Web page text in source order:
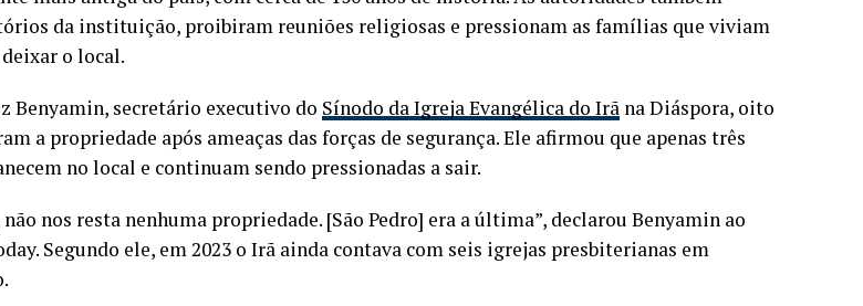
da instituição, proibiram reuniões religiosas e pressionam as famílias que viviam
o local.
Benyamin, secretário executivo do Sínodo da Igreja Evangélica do Irã na Diáspora, oito
a propriedade após ameaças das forças de segurança. Ele afirmou que apenas três
no local e continuam sendo pressionadas a sair.
nos resta nenhuma propriedade. [São Pedro] era a última”, declarou Benyamin ao
Segundo ele, em 2023 o Irã ainda contava com seis igrejas presbiterianas em